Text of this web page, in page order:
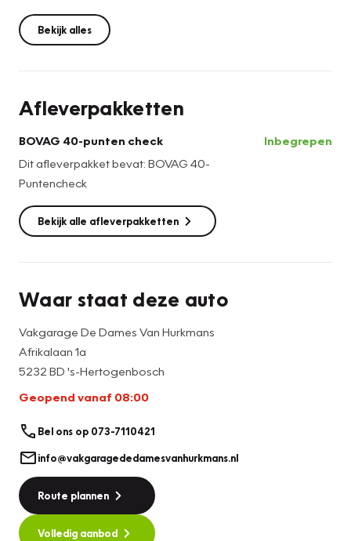
voorstellen dat een compacte, lichte auto met veel
vermogen als een raket rijdt....
De auto komt oorspronkelijk uit België en is daar de eerste
november 2021 bij 66.732 KM de distributieriem compleet
worden vervangen in november 2026.
En dan de uitrusting van deze Abarth 595; volledig lederen
bekleding, elektrisch te openen cabriodak, climate control
die de door jou ingestelde temperatuur regelt, aluminium
pedalen, prachtige 17 inch lichtmetalen velgen met all
Deze auto staat bij onze vestiging in 's-Hertogenbosch,
Bekijk alles
Afleverpakketten
BOVAG 40-punten check
Dit afleverpakket bevat: BOVAG 40-
Puntencheck
Inbegrepen
Bekijk alle afleverpakketten
Waar staat deze auto
Vakgarage De Dames Van Hurkmans
Afrikalaan 1a
5232 BD 's-Hertogenbosch
Geopend vanaf 08:00
Bel ons op 073-7110421
info@vakgaragededamesvanhurkmans.nl
Route plannen
Volledig aanbod